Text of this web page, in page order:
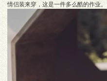
情侣装来穿，这是一件多么酷的作业。